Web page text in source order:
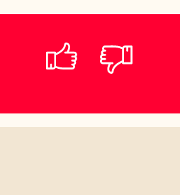
Löysitkö